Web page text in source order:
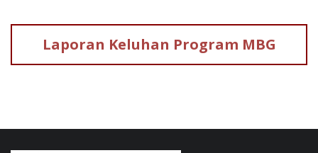
Laporan Keluhan Program MBG